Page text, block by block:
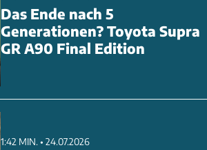
Das Ende nach 5
Generationen? Toyota Supra
GR A90 Final Edition
1:42 MIN. • 24.07.2026